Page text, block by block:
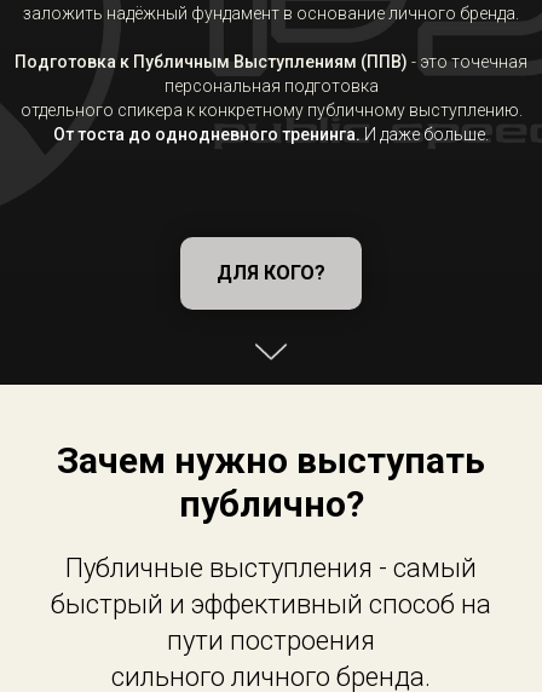
заложить надёжный фундамент в основание личного бренда.
Подготовка к Публичным Выступлениям (ППВ) - это точечная
персональная подготовка
отдельного спикера к конкретному публичному выступлению.
От тоста до однодневного тренинга. И даже больше.
ДЛЯ КОГО?
Зачем нужно выступать
публично?
Публичные выступления - самый
быстрый и эффективный способ на
пути построения
сильного личного бренда.